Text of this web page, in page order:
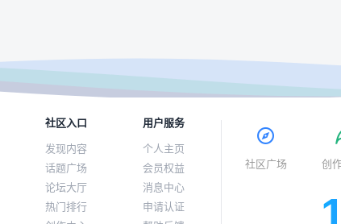
社区入口
发现内容
话题广场
论坛大厅
热门排行
用户服务
个人主页
会员权益
消息中心
申请认证
社区广场 创